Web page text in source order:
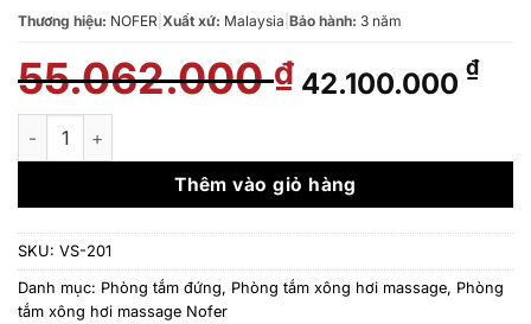
Thương hiệu: NOFER Xuất xứ: Malaysia Bảo hành: 3 năm
55.062.000₫ Giá
gốc
55.062.000 ₫.
42.100.000 ₫Giá
là:
Phòng tắm xông hơi massage Nofer VS-201 số lượng
Thêm vào giỏ hàng
SKU: VS-201
Danh mục: Phòng tắm đứng, Phòng tắm xông hơi massage, Phòng
tắm xông hơi massage Nofer